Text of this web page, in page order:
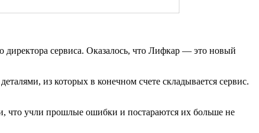
директора сервиса. Оказалось, что Лифкар — это новый
из которых в конечном счете складывается сервис.
что учли прошлые ошибки и постараются их больше не